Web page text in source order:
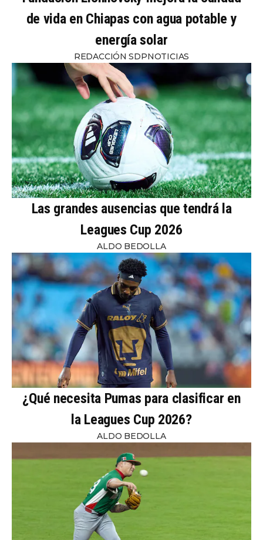
de vida en Chiapas con agua potable y
energía solar
REDACCIÓN SDPNOTICIAS
Las grandes ausencias que tendrá la
Leagues Cup 2026
ALDO BEDOLLA
¿Qué necesita Pumas para clasificar en
la Leagues Cup 2026?
ALDO BEDOLLA